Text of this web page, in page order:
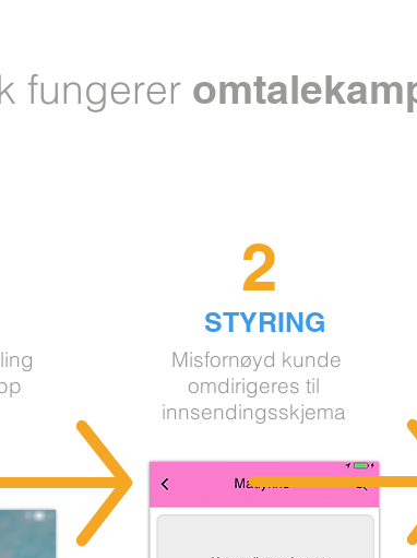
fungerer
2
Misfornøyd kunde
omdirigeres til
innsendingsskjema
STYRING